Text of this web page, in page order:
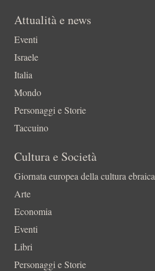
Attualità e news
Eventi
Israele
Italia
Mondo
Personaggi e Storie
Taccuino
Cultura e Società
Giornata europea della cultura ebraica
Arte
Economia
Eventi
Libri
Personaggi e Storie